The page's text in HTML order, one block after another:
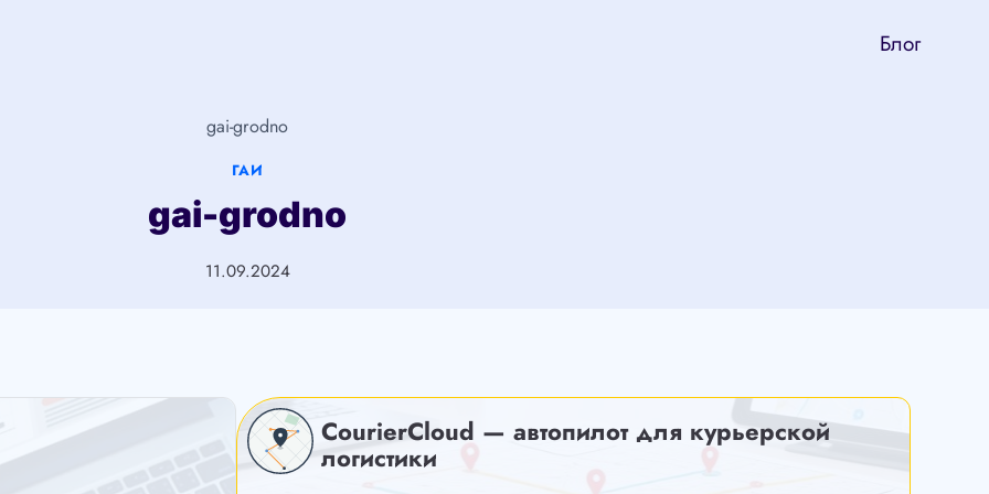
Блог
gai-grodno
ГАИ
gai-grodno
11.09.2024
CourierCloud — автопилот для курьерской
логистики